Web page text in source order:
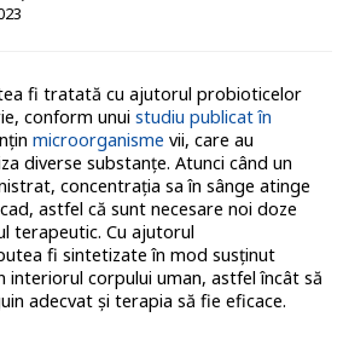
fi tratată cu ajutorul probioticelor
conform unui studiu publicat în
microorganisme vii, care au
diverse substanţe. Atunci când un
concentrația sa în sânge atinge
astfel că sunt necesare noi doze
terapeutic. Cu ajutorul
fi sintetizate în mod susţinut
interiorul corpului uman, astfel încât să
adecvat şi terapia să fie eficace.